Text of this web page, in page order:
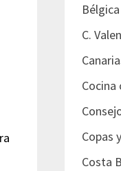
Bélgica
C.
Cocina
Copas
Costa